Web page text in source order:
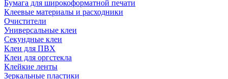
Бумага для широкоформатной печати
Клеевые материалы и расходники
Очистители
Универсальные клеи
Секундные клеи
Клеи для ПВХ
Клеи для оргстекла
Клейкие ленты
Зеркальные пластики